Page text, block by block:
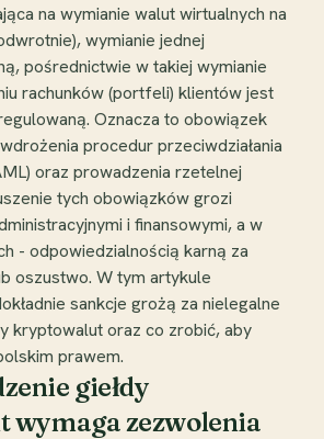
na wymianie walut wirtualnych na
wymianie jednej
pośrednictwie w takiej wymianie
rachunków (portfeli) klientów jest
Oznacza to obowiązek
procedur przeciwdziałania
oraz prowadzenia rzetelnej
tych obowiązków grozi
i finansowymi, a w
- odpowiedzialnością karną za
oszustwo. W tym artykule
sankcje grożą za nielegalne
kryptowalut oraz co zrobić, aby
prawem.
giełdy
wymaga zezwolenia